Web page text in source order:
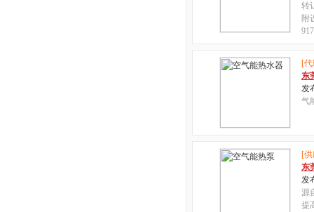
转
附
[
东
发
气
[
东
发
源
提